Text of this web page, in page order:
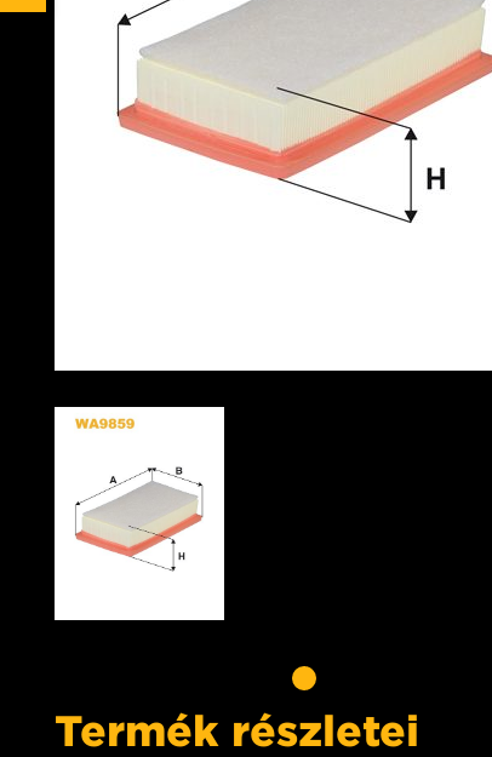
Termék részletei